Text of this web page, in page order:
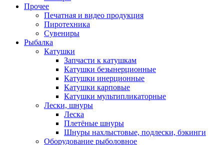
Прочее
Печатная и видео продукция
Пиротехника
Сувениры
Рыбалка
Катушки
Запчасти к катушкам
Катушки безынерционные
Катушки инерционные
Катушки карповые
Катушки мультипликаторные
Лески, шнуры
Леска
Плетёные шнуры
Шнуры нахлыстовые, подлески, бэкинги
Оборудование рыболовное